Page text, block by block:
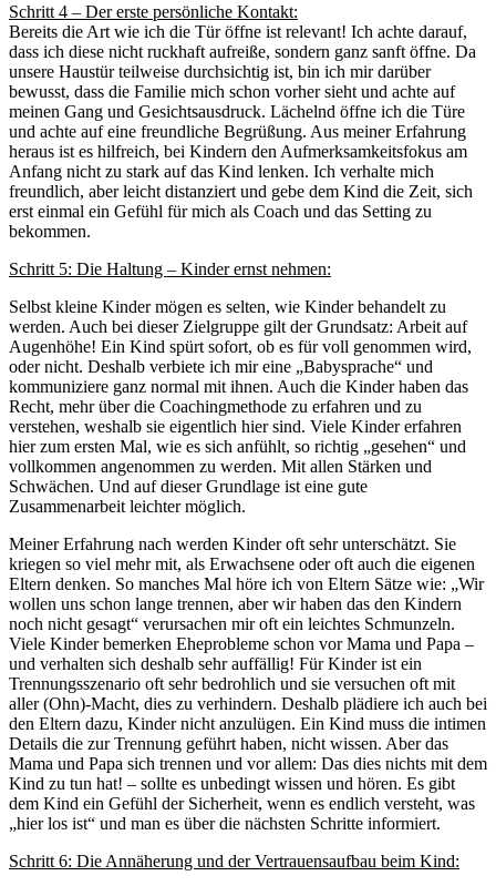
Schritt 4 – Der erste persönliche Kontakt:
Bereits die Art wie ich die Tür öffne ist relevant! Ich achte darauf,
dass ich diese nicht ruckhaft aufreiße, sondern ganz sanft öffne. Da
unsere Haustür teilweise durchsichtig ist, bin ich mir darüber
bewusst, dass die Familie mich schon vorher sieht und achte auf
meinen Gang und Gesichtsausdruck. Lächelnd öffne ich die Türe
und achte auf eine freundliche Begrüßung. Aus meiner Erfahrung
heraus ist es hilfreich, bei Kindern den Aufmerksamkeitsfokus am
Anfang nicht zu stark auf das Kind lenken. Ich verhalte mich
freundlich, aber leicht distanziert und gebe dem Kind die Zeit, sich
erst einmal ein Gefühl für mich als Coach und das Setting zu
bekommen.
Schritt 5: Die Haltung – Kinder ernst nehmen:
Selbst kleine Kinder mögen es selten, wie Kinder behandelt zu
werden. Auch bei dieser Zielgruppe gilt der Grundsatz: Arbeit auf
Augenhöhe! Ein Kind spürt sofort, ob es für voll genommen wird,
oder nicht. Deshalb verbiete ich mir eine „Babysprache“ und
kommuniziere ganz normal mit ihnen. Auch die Kinder haben das
Recht, mehr über die Coachingmethode zu erfahren und zu
verstehen, weshalb sie eigentlich hier sind. Viele Kinder erfahren
hier zum ersten Mal, wie es sich anfühlt, so richtig „gesehen“ und
vollkommen angenommen zu werden. Mit allen Stärken und
Schwächen. Und auf dieser Grundlage ist eine gute
Zusammenarbeit leichter möglich.
Meiner Erfahrung nach werden Kinder oft sehr unterschätzt. Sie
kriegen so viel mehr mit, als Erwachsene oder oft auch die eigenen
Eltern denken. So manches Mal höre ich von Eltern Sätze wie: „Wir
wollen uns schon lange trennen, aber wir haben das den Kindern
noch nicht gesagt“ verursachen mir oft ein leichtes Schmunzeln.
Viele Kinder bemerken Eheprobleme schon vor Mama und Papa –
und verhalten sich deshalb sehr auffällig! Für Kinder ist ein
Trennungsszenario oft sehr bedrohlich und sie versuchen oft mit
aller (Ohn)-Macht, dies zu verhindern. Deshalb plädiere ich auch bei
den Eltern dazu, Kinder nicht anzulügen. Ein Kind muss die intimen
Details die zur Trennung geführt haben, nicht wissen. Aber das
Mama und Papa sich trennen und vor allem: Das dies nichts mit dem
Kind zu tun hat! – sollte es unbedingt wissen und hören. Es gibt
dem Kind ein Gefühl der Sicherheit, wenn es endlich versteht, was
„hier los ist“ und man es über die nächsten Schritte informiert.
Schritt 6: Die Annäherung und der Vertrauensaufbau beim Kind: